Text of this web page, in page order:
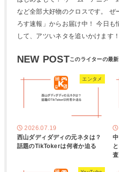
など全部大好物のクロスです。 ぜ
ろす速報」からお届け中！ 今日も
して、アツいネタを追いかけます！
NEW POST
エンタメ
2026.07.19
西山ダディダディの元ネタは？
話題のTikTokerは何者か迫る
査